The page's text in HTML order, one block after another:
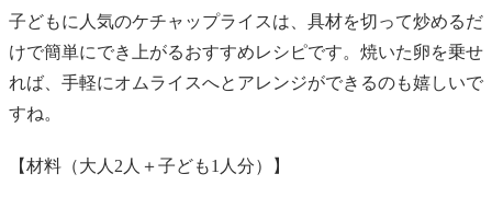
子どもに人気のケチャップライスは、具材を切って炒めるだ
けで簡単にでき上がるおすすめレシピです。焼いた卵を乗せ
れば、手軽にオムライスへとアレンジができるのも嬉しいで
すね。
【材料（大人2人＋子ども1人分）】